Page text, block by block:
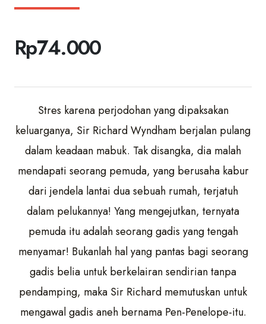
Rp74.000
Stres karena perjodohan yang dipaksakan
keluarganya, Sir Richard Wyndham berjalan pulang
dalam keadaan mabuk. Tak disangka, dia malah
mendapati seorang pemuda, yang berusaha kabur
dari jendela lantai dua sebuah rumah, terjatuh
dalam pelukannya! Yang mengejutkan, ternyata
pemuda itu adalah seorang gadis yang tengah
menyamar! Bukanlah hal yang pantas bagi seorang
gadis belia untuk berkelairan sendirian tanpa
pendamping, maka Sir Richard memutuskan untuk
mengawal gadis aneh bernama Pen-Penelope-itu.